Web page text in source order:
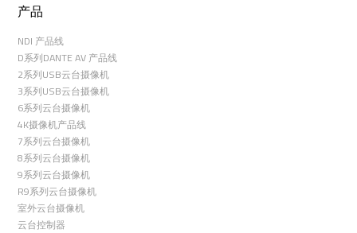
产品
NDI 产品线
D系列DANTE AV 产品线
2系列USB云台摄像机
3系列USB云台摄像机
6系列云台摄像机
4K摄像机产品线
7系列云台摄像机
8系列云台摄像机
9系列云台摄像机
R9系列云台摄像机
室外云台摄像机
云台控制器